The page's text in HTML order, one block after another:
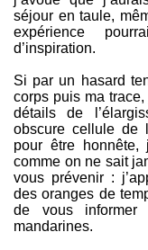
séjour en taule,
expérience
d’inspiration.
Si par un hasard
corps puis ma
détails de
obscure cellule de
pour être honnête,
comme on ne sait
vous prévenir :
des oranges de
de vous
mandarines.